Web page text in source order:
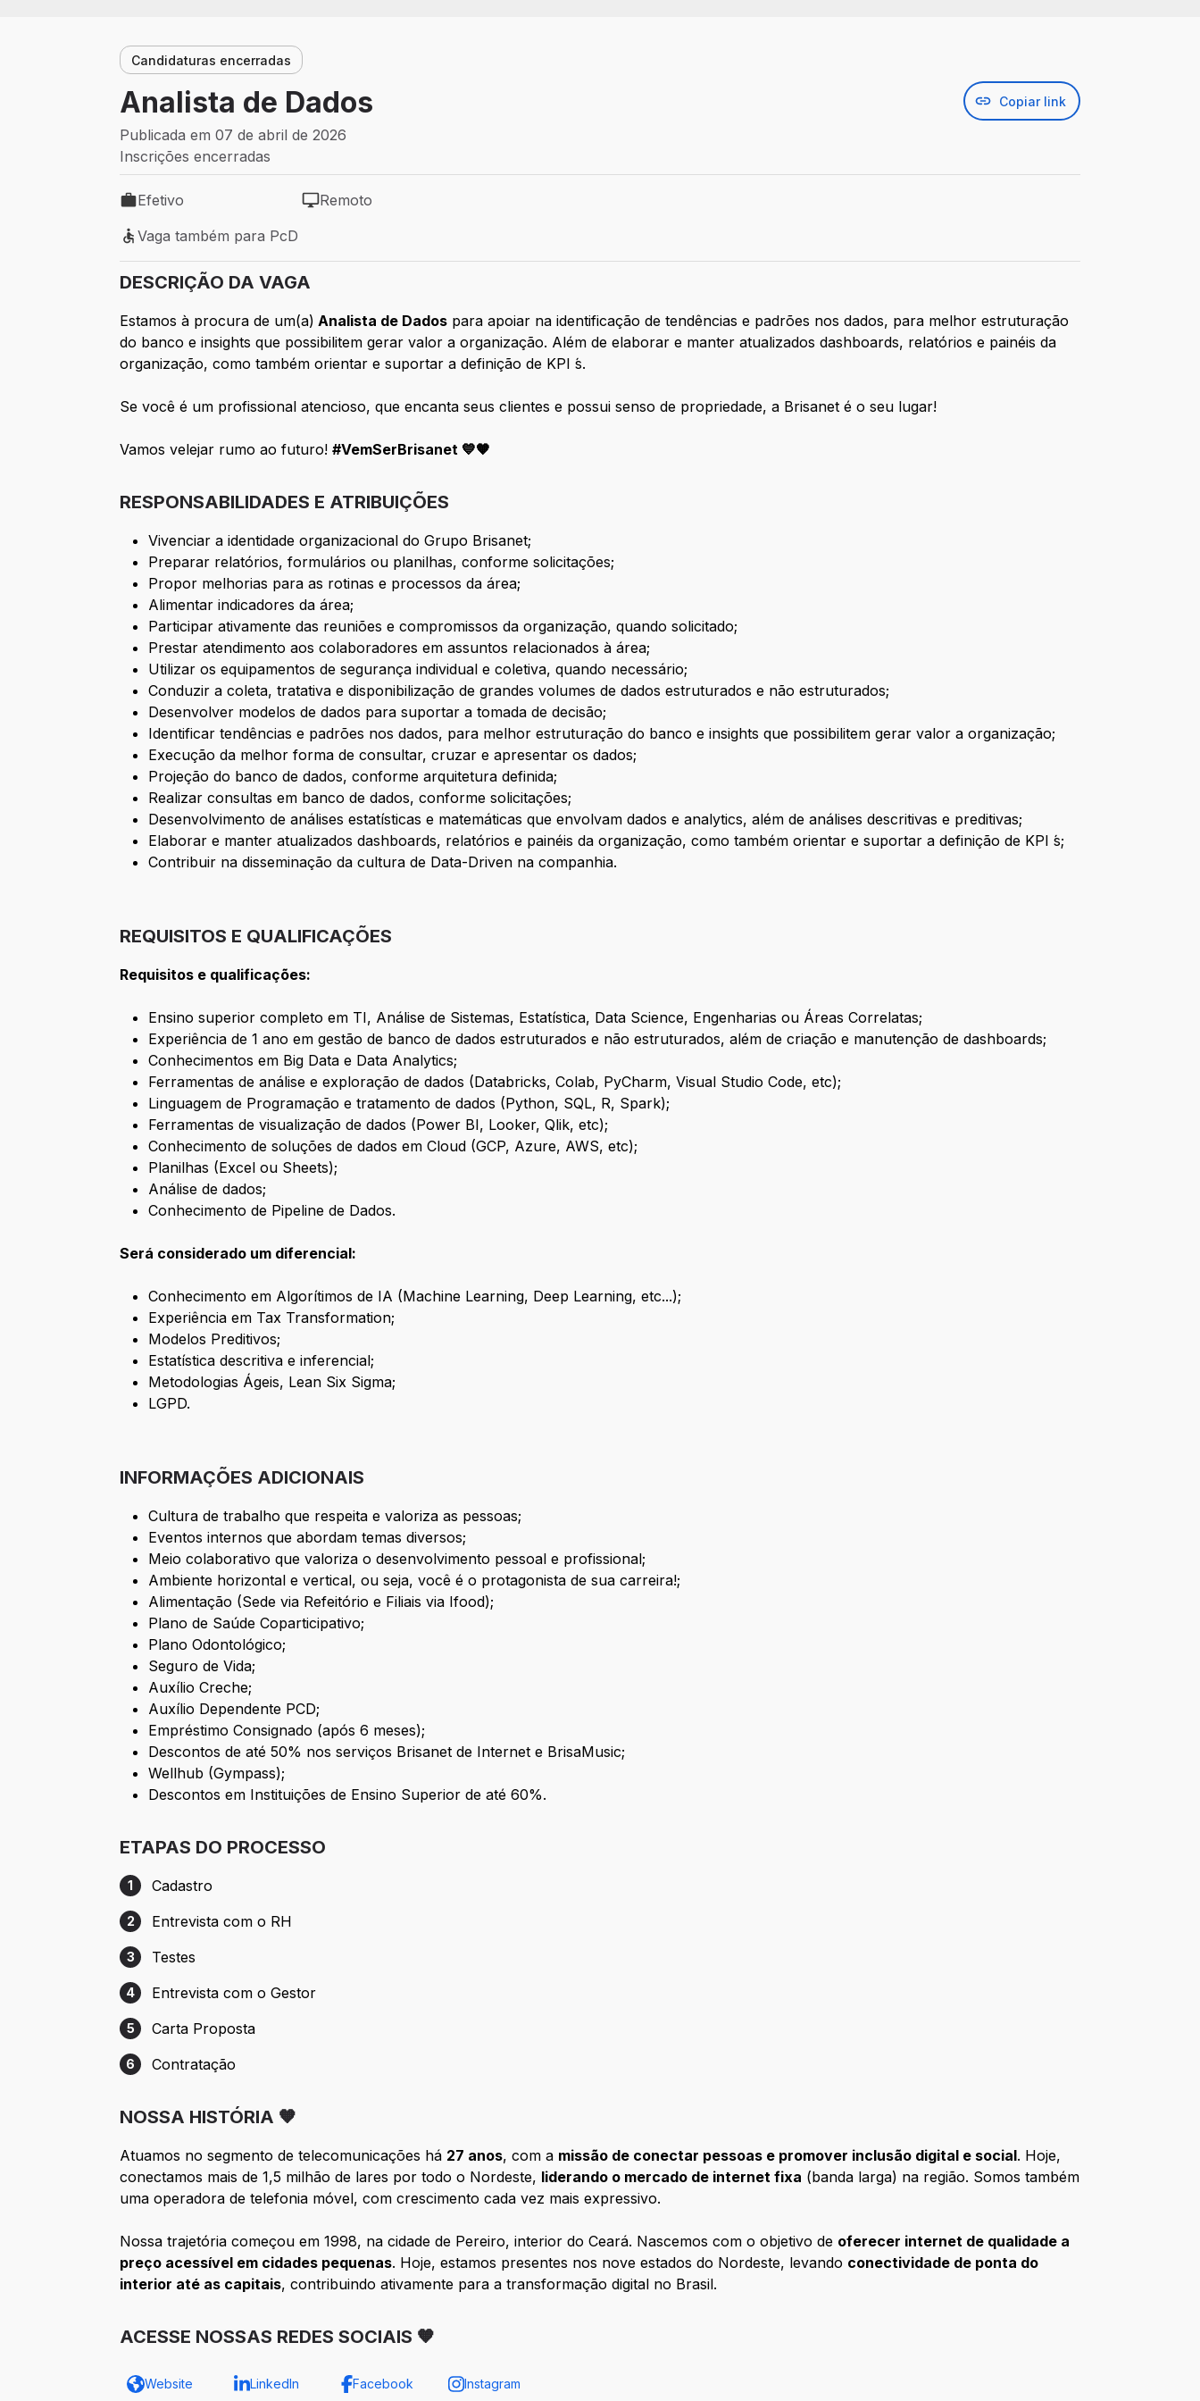
Candidaturas encerradas
Analista de Dados Copiar link
Publicada em 07 de abril de 2026
Inscrições encerradas
Tipo de vaga: Efetivo
Efetivo
Modelo de trabalho: Remoto
Remoto
Vaga também para PcD
Vaga também para PcD
DESCRIÇÃO DA VAGA
Estamos à procura de um(a) Analista de Dados para apoiar na identificação de tendências e padrões nos dados, para melhor estruturação
do banco e insights que possibilitem gerar valor a organização. Além de elaborar e manter atualizados dashboards, relatórios e painéis da
organização, como também orientar e suportar a definição de KPI ́s.
Se você é um profissional atencioso, que encanta seus clientes e possui senso de propriedade, a Brisanet é o seu lugar!
Vamos velejar rumo ao futuro!#VemSerBrisanet 💙🧡
RESPONSABILIDADES E ATRIBUIÇÕES
Vivenciar a identidade organizacional do Grupo Brisanet;
Preparar relatórios, formulários ou planilhas, conforme solicitações;
Propor melhorias para as rotinas e processos da área;
Alimentar indicadores da área;
Participar ativamente das reuniões e compromissos da organização, quando solicitado;
Prestar atendimento aos colaboradores em assuntos relacionados à área;
Utilizar os equipamentos de segurança individual e coletiva, quando necessário;
Conduzir a coleta, tratativa e disponibilização de grandes volumes de dados estruturados e não estruturados;
Desenvolver modelos de dados para suportar a tomada de decisão;
Identificar tendências e padrões nos dados, para melhor estruturação do banco e insights que possibilitem gerar valor a organização;
Execução da melhor forma de consultar, cruzar e apresentar os dados;
Projeção do banco de dados, conforme arquitetura definida;
Realizar consultas em banco de dados, conforme solicitações;
Desenvolvimento de análises estatísticas e matemáticas que envolvam dados e analytics, além de análises descritivas e preditivas;
Elaborar e manter atualizados dashboards, relatórios e painéis da organização, como também orientar e suportar a definição de KPI ́s;
Contribuir na disseminação da cultura de Data-Driven na companhia.
REQUISITOS E QUALIFICAÇÕES
Requisitos e qualificações:
Ensino superior completo em TI, Análise de Sistemas, Estatística, Data Science, Engenharias ou Áreas Correlatas;
Experiência de 1 ano em gestão de banco de dados estruturados e não estruturados, além de criação e manutenção de dashboards;
Conhecimentos em Big Data e Data Analytics;
Ferramentas de análise e exploração de dados (Databricks, Colab, PyCharm, Visual Studio Code, etc);
Linguagem de Programação e tratamento de dados (Python, SQL, R, Spark);
Ferramentas de visualização de dados (Power BI, Looker, Qlik, etc);
Conhecimento de soluções de dados em Cloud (GCP, Azure, AWS, etc);
Planilhas (Excel ou Sheets);
Análise de dados;
Conhecimento de Pipeline de Dados.
Será considerado um diferencial:
Conhecimento em Algorítimos de IA (Machine Learning, Deep Learning, etc...);
Experiência em Tax Transformation;
Modelos Preditivos;
Estatística descritiva e inferencial;
Metodologias Ágeis, Lean Six Sigma;
LGPD.
INFORMAÇÕES ADICIONAIS
Cultura de trabalho que respeita e valoriza as pessoas;
Eventos internos que abordam temas diversos;
Meio colaborativo que valoriza o desenvolvimento pessoal e profissional;
Ambiente horizontal e vertical, ou seja, você é o protagonista de sua carreira!;
Alimentação (Sede via Refeitório e Filiais via Ifood);
Plano de Saúde Coparticipativo;
Plano Odontológico;
Seguro de Vida;
Auxílio Creche;
Auxílio Dependente PCD;
Empréstimo Consignado (após 6 meses);
Descontos de até 50% nos serviços Brisanet de Internet e BrisaMusic;
Wellhub (Gympass);
Descontos em Instituições de Ensino Superior de até 60%.
ETAPAS DO PROCESSO
Etapa 1: Cadastro
1 Cadastro
Etapa 2: Entrevista com o RH
2 Entrevista com o RH
Etapa 3: Testes
3 Testes
Etapa 4: Entrevista com o Gestor
4 Entrevista com o Gestor
Etapa 5: Carta Proposta
5 Carta Proposta
Etapa 6: Contratação
6 Contratação
NOSSA HISTÓRIA 🧡
Atuamos no segmento de telecomunicações há 27 anos, com a missão de conectar pessoas e promover inclusão digital e social. Hoje,
conectamos mais de 1,5 milhão de lares por todo o Nordeste, liderando o mercado de internet fixa (banda larga) na região. Somos também
uma operadora de telefonia móvel, com crescimento cada vez mais expressivo.
Nossa trajetória começou em 1998, na cidade de Pereiro, interior do Ceará. Nascemos com o objetivo de oferecer internet de qualidade a
preço acessível em cidades pequenas. Hoje, estamos presentes nos nove estados do Nordeste, levando conectividade de ponta do
interior até as capitais, contribuindo ativamente para a transformação digital no Brasil.
ACESSE NOSSAS REDES SOCIAIS 🧡
Website LinkedIn Facebook Instagram